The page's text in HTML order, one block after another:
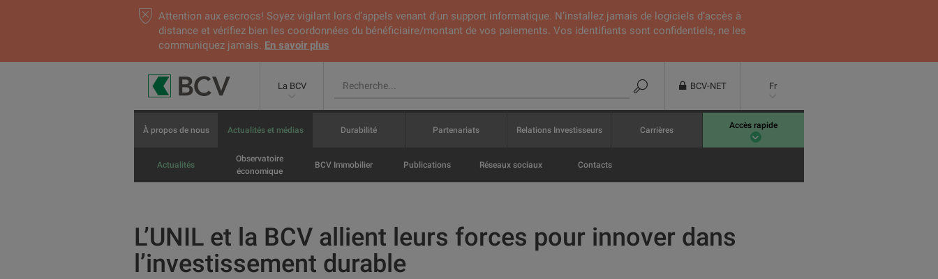
Attention aux escrocs! Soyez vigilant lors d’appels venant d'un support informatique. N’installez jamais de logiciels d’accès à
distance et vérifiez bien les coordonnées du bénéficiaire/montant de vos paiements. Vos identifiants sont confidentiels, ne les
communiquez jamais. En savoir plus
La BCV BCV-NET Fr
À propos de nous Actualités et médias
Actualités
Observatoire
économique
BCV Immobilier Publications Réseaux sociaux Contacts
Durabilité Partenariats Relations Investisseurs Carrières Accès rapide
L’UNIL et la BCV allient leurs forces pour innover dans
l’investissement durable